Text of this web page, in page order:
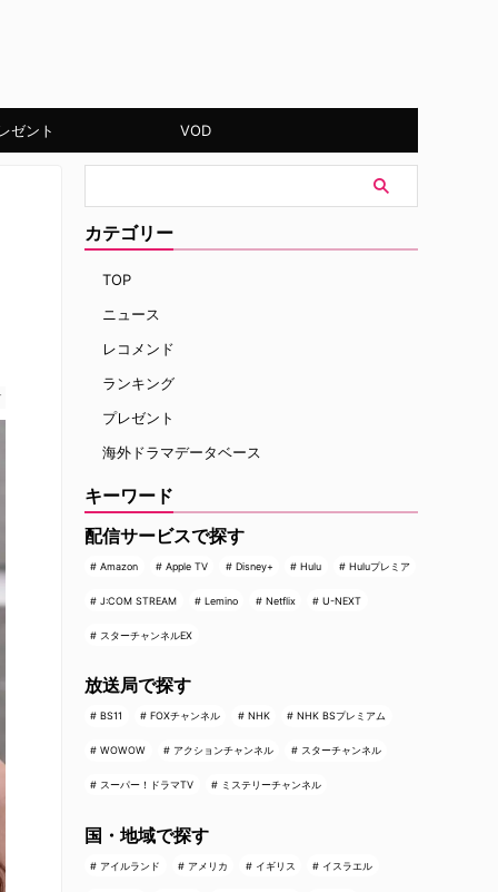
ゼント VOD
カテゴリー
TOP
ニュース
レコメンド
ランキング
プレゼント
海外ドラマデータベース
キーワード
配信サービスで探す
Amazon Apple TV Disney+ Hulu Huluプレミア
J:COM STREAM Lemino Netflix U-NEXT
スターチャンネルEX
放送局で探す
BS11 FOXチャンネル NHK NHK BSプレミアム
WOWOW アクションチャンネル スターチャンネル
スーパー！ドラマTV ミステリーチャンネル
国・地域で探す
アイルランド アメリカ イギリス イスラエル